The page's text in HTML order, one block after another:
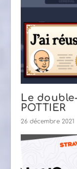
Le
POTTIER
26 décembre 2021